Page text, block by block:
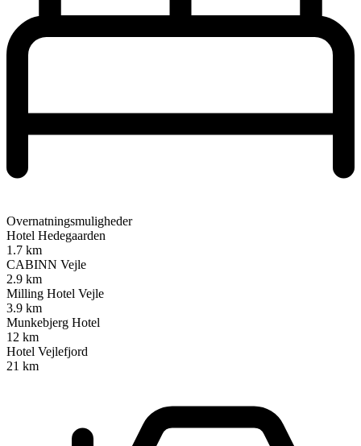
Overnatningsmuligheder
Hotel Hedegaarden
1.7 km
CABINN Vejle
2.9 km
Milling Hotel Vejle
3.9 km
Munkebjerg Hotel
12 km
Hotel Vejlefjord
21 km